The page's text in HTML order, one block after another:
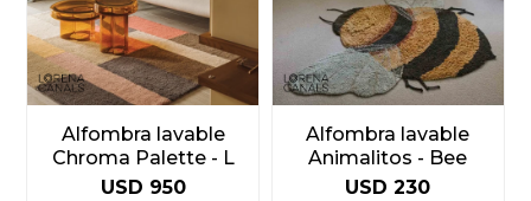
Alfombra lavable
Chroma Palette - L
USD 950
Alfombra lavable
Animalitos - Bee
USD 230